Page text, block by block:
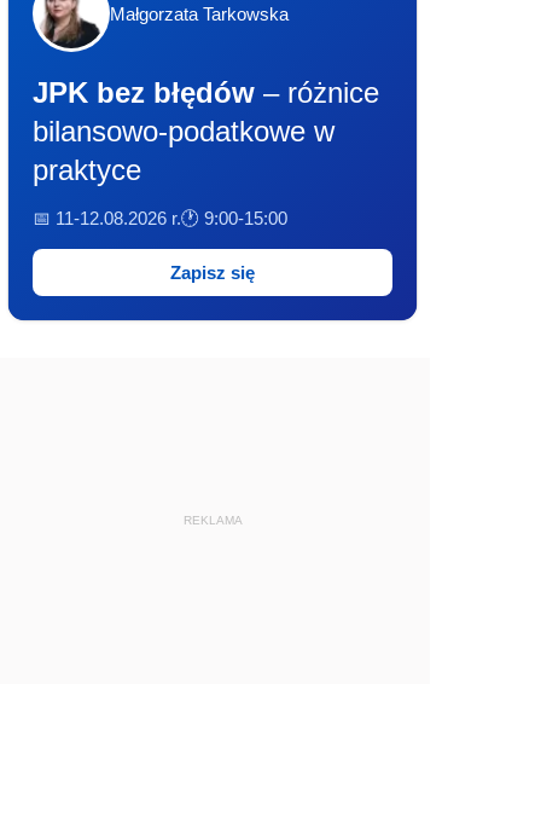
Małgorzata Tarkowska
JPK bez błędów – różnice
bilansowo-podatkowe w
praktyce
📅 11-12.08.2026 r.🕐 9:00-15:00
Zapisz się
REKLAMA